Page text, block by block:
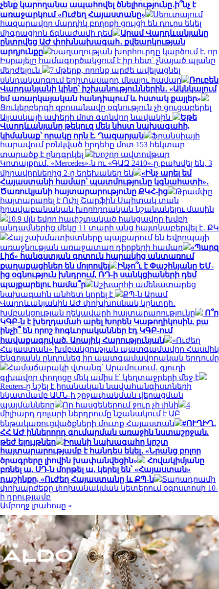
չենք կարողանա ապահովել ծնելիությունը․ի՞նչ է
առաջարկում «Ուժեղ Հայաստանը»
Սեուտայում
հազարավոր մարդիկ բողոքի ցույցի են դուրս եկել
միգրացիոն ճգնաժամի դեմ
Արամ Վարդևանյանը
ընտրվեց ԱԺ փոխնախագահ․ քվեարկության
արդյունքը
Խաղաղության խորհուրդը կարծում է, որ
Իսրայելը համագործակցում է իր հետ՝ չնայած պլանը
մերժելուն
7 մթերք, որոնք արժե ավելացնել
սննդակարգում երիտասարդ մնալու համար
Ռուբեն
Վարդանյանի կինը՝ իշխանություններին․ «Ակնկալում
եմ առարկայական հանդիպում և հստակ քայլեր»
Ցուկերբերգի զբոսանավը օգնություն չի ցուցաբերել
Ալյասկայի ափերի մոտ գտնվող նավակին
Եթե
Վարդևանյանը թեկուզ մեկ նիստ նախագահի,
կիմանաք՝ որակը որն է. Ղազարյան
Ֆրանսիայի
հարավում բռնկված հրդեհը մոտ 153 հեկտար
տարածք է ընդգրկել
Խոշոր ավտովթար
Կոտայքում․ «Mercedes»-ն ու «ԳԱԶ 2410»-ը բախվել են, 3
վիրավորներից 2-ը երեխաներ են
«Ինչ արել եմ
Հայաստանի համար՝ պատմությունը կգնահատի»․
Ծառուկյանի հայտարարությունը ՔԿՀ-ից
Թրամփը
հայտարարել է Ուիլ Շարֆին Սպիտակ տան
իրավաբանական խորհրդական նշանակելու մասին
10.9 մլն եվրո հափշտակած հանցավոր խմբի
անդամներից մեկը 11 տարի անց հայտնաբերվել է․ ՔԿ
Հայ շախմատիստները պայքարում են Եվրոպայի
առաջնության առաջատար դիրքերի համար
«Պարզ
Լիճ» հանգստյան գոտուն հարակից անտառում
քաղաքացիներ են մոլորվել
Ինչո՞ւ է Փաշինյանը ԵՄ-
ից օգնություն խնդրում, ՌԴ-ի սանկցիաների դեմ
պայքարելու համա՞ր
Աշխարհի ամենատարեց
նախագահն անհետ կորել է
ՔՊ-ն Արամ
Վարդևանյանին ԱԺ փոխխոսնակ կընտրի․
խմբակցության ղեկավարի հայտարարությունը
Ո՞ր
ԿԳԲ-ն է խեղդամահ արել Խորեն Կաթողիկոսին, բա
ինչի՞ են որոշ հոգևորականներ էդ ԿԳԲ-ում
հավաքագրված. Արայիկ Հարությունյան
«Ուժեղ
Հայաստան» խմբակցության պատգամավոր Հասմիկ
Ենգոյանն ընդունեց իր պատգամավորական երդումը
Համաճարակի վտանգ՝ Արամուսում․ գյուղի
գլխավոր փողոցը մեկ ամիս է՝ կեղտաջրերի մեջ է
Reuters-ը նշել է իրանական նավահանգիստների
նկատմամբ ԱՄՆ-ի շրջափակման վերացման
պայմանները
Որ հասցեներում ջուր չի լինի
4
միլիարդ դոլարի ներդրումը նշանակում է ԱԲ
ենթակառուցվածքների մուտք Հայաստան
#ՈՒՂԻՂ․
ՀՀ ԱԺ իններորդ գումարման առաջին նստաշրջան.
թեժ ելույթներ
Իրանի նախագահը կոշտ
հայտարարությամբ է հանդես եկել․ «Նրանց բոլոր
ծրագրերը լիովին խափանվեցին»
Հովակիմյանը
բռնել ա, ՍԴ-ն մորթել ա, կերել են՝ «Հայաստան»
դաշինքը, «Ուժեղ Հայաստանը և ՔՊ-ն
Տարադրամի
փոխարժեքը փոխանակման կետերում օգոստոսի 10-
ի դրությամբ
Ամբողջ լրահոսը »